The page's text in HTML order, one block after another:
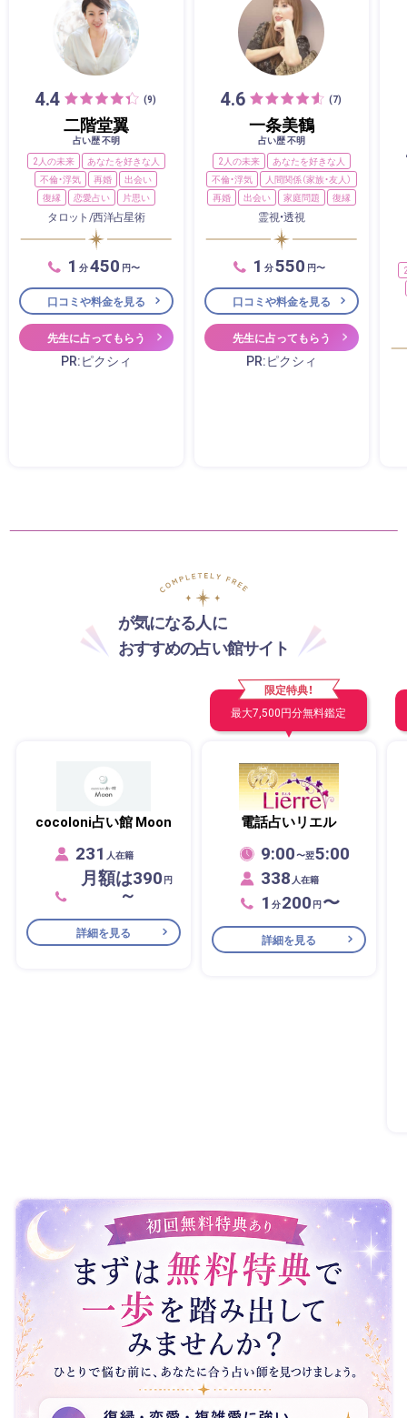
4.4 (9)
二階堂翼
占い歴 不明
2人の未来
あなたを好きな人
不倫・浮気
再婚
出会い
復縁
恋愛占い 片思い
タロット/西洋占星術
1 分450 円〜
口コミや料金を見る
先生に占ってもらう
PR:ピクシィ
4.6 (7)
一条美鶴
占い歴 不明
2人の未来
あなたを好きな人
不倫・浮気
人間関係（家族・友人）
再婚
出会い 家庭問題 復縁
霊視・透視
1 分550 円〜
口コミや料金を見る
先生に占ってもらう
PR:ピクシィ
が気になる人に
おすすめの占い館サイト
cocoloni占い館 Moon
231 人在籍
月額は390 円
～
詳細を見る
限定特典！
最大7,500円分無料鑑定
電話占いリエル
9:00〜翌5:00
338 人在籍
1 分200 円〜
詳細を見る